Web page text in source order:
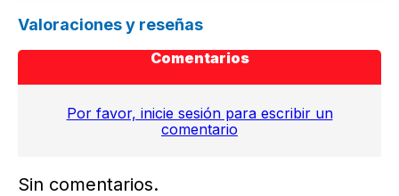
Valoraciones y reseñas
Comentarios
Por favor, inicie sesión para escribir un
comentario
Sin comentarios.